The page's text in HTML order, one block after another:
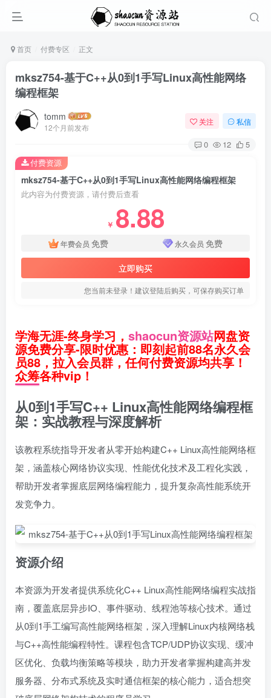
首页 付费专区 正文
mksz754-基于C++从0到1手写Linux高性能网络
编程框架
tomm
12个月前发布
关注 私信
0 12 5
mksz754-基于C++从0到1手写Linux高性能网络编程框架
此内容为付费资源，请付费后查看
￥ 8.88
年费会员 免费 永久会员 免费
立即购买
您当前未登录！建议登陆后购买，可保存购买订单
付费资源
学海无涯-终身学习， shaocun资源站网盘资
源免费分享-限时优惠：即刻起前88名永久会
员88，拉入会员群，任何付费资源均共享！
众筹各种vip！
从0到1手写C++ Linux高性能网络编程框
架：实战教程与深度解析
该教程系统指导开发者从零开始构建C++ Linux高性能网络框
架，涵盖核心网络协议实现、性能优化技术及工程化实践，
帮助开发者掌握底层网络编程能力，提升复杂高性能系统开
发竞争力。
资源介绍
本资源为开发者提供系统化C++ Linux高性能网络编程实战指
南，覆盖底层异步IO、事件驱动、线程池等核心技术。通过
从0到1手工编写高性能网络框架，深入理解Linux内核网络栈
与C++高性能编程特性。课程包含TCP/UDP协议实现、缓冲
区优化、负载均衡策略等模块，助力开发者掌握构建高并发
服务器、分布式系统及实时通信框架的核心能力，适合想突